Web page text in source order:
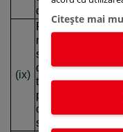
Citeşte mai
dumneavoastră;
(ix)
Pentru a
necesare astfel
satisfacem
dumneavoastră
transmite o
prin transferarea
caracter personal
selectat de către